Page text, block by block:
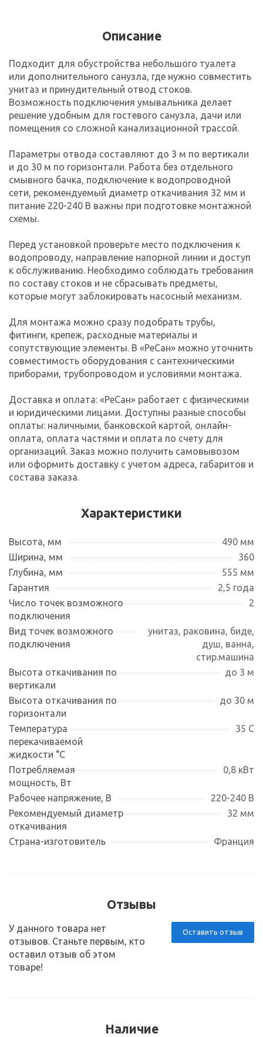
Описание
Подходит для обустройства небольшого туалета
или дополнительного санузла, где нужно совместить
унитаз и принудительный отвод стоков.
Возможность подключения умывальника делает
решение удобным для гостевого санузла, дачи или
помещения со сложной канализационной трассой.
Параметры отвода составляют до 3 м по вертикали
и до 30 м по горизонтали. Работа без отдельного
смывного бачка, подключение к водопроводной
сети, рекомендуемый диаметр откачивания 32 мм и
питание 220-240 В важны при подготовке монтажной
схемы.
Перед установкой проверьте место подключения к
водопроводу, направление напорной линии и доступ
к обслуживанию. Необходимо соблюдать требования
по составу стоков и не сбрасывать предметы,
которые могут заблокировать насосный механизм.
Для монтажа можно сразу подобрать трубы,
фитинги, крепеж, расходные материалы и
сопутствующие элементы. В «РеСан» можно уточнить
совместимость оборудования с сантехническими
приборами, трубопроводом и условиями монтажа.
Доставка и оплата: «РеСан» работает с физическими
и юридическими лицами. Доступны разные способы
оплаты: наличными, банковской картой, онлайн-
оплата, оплата частями и оплата по счету для
организаций. Заказ можно получить самовывозом
или оформить доставку с учетом адреса, габаритов и
состава заказа.
Характеристики
Высота, мм
490 мм
Ширина, мм
360
Глубина, мм
555 мм
Гарантия
2,5 года
Число точек возможного
подключения
2
Вид точек возможного
подключения
унитаз, раковина, биде,
душ, ванна,
стир.машина
Высота откачивания по
вертикали
до 3 м
Высота откачивания по
горизонтали
до 30 м
Температура
перекачиваемой
жидкости °С
35 С
Потребляемая
мощность, Вт
0,8 кВт
Рабочее напряжение, В
220-240 В
Рекомендуемый диаметр
откачивания
32 мм
Страна-изготовитель Франция
Отзывы
Оставить отзыв
У данного товара нет
отзывов. Станьте первым, кто
оставил отзыв об этом
товаре!
Наличие